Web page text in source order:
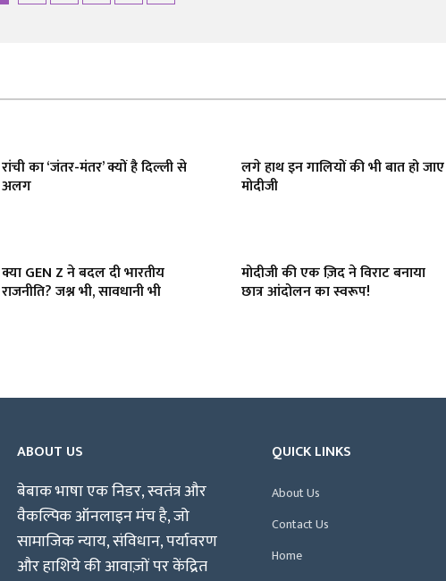
रांची का ‘जंतर-मंतर’ क्यों है दिल्ली से
अलग
लगे हाथ इन गालियों की भी बात हो जाए
मोदीजी
क्या GEN Z ने बदल दी भारतीय
राजनीति? जश्न भी, सावधानी भी
मोदीजी की एक ज़िद ने विराट बनाया
छात्र आंदोलन का स्वरूप!
ABOUT US
बेबाक भाषा एक निडर, स्वतंत्र और
वैकल्पिक ऑनलाइन मंच है, जो
सामाजिक न्याय, संविधान, पर्यावरण
और हाशिये की आवाज़ों पर केंद्रित
QUICK LINKS
About Us
Contact Us
Home